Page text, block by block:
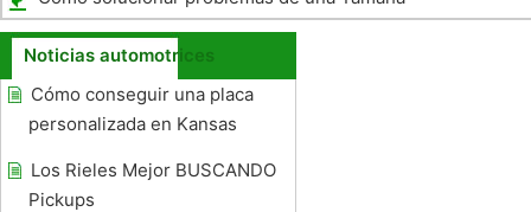
YFM200 With No Spark
Noticias automotrices
Cómo conseguir una placa
personalizada en Kansas
Los Rieles Mejor BUSCANDO
Pickups